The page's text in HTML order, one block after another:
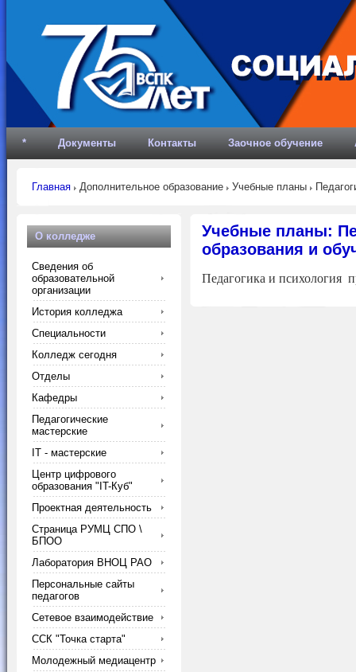
* Документы Контакты Заочное обучение
Главная Дополнительное образование Учебные планы
Учебные планы:
образования и
Педагогика и психология
О колледже
Сведения об
образовательной
организации
История колледжа
Специальности
Колледж сегодня
Отделы
Кафедры
Педагогические
мастерские
IT - мастерские
Центр цифрового
образования "IT-Куб"
Проектная деятельность
Страница РУМЦ СПО \
БПОО
Лаборатория ВНОЦ РАО
Персональные сайты
педагогов
Сетевое взаимодействие
ССК "Точка старта"
Молодежный медиацентр